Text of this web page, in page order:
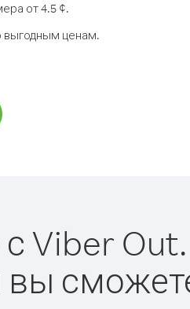
от 4.5 ¢.
выгодным ценам.
Viber Out.
вы